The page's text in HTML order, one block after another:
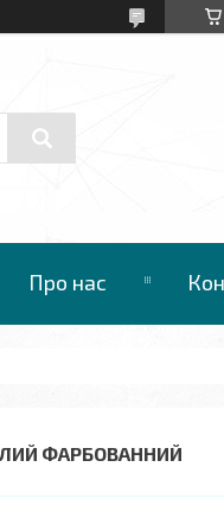
Про нас
ФАРБОВАННИЙ